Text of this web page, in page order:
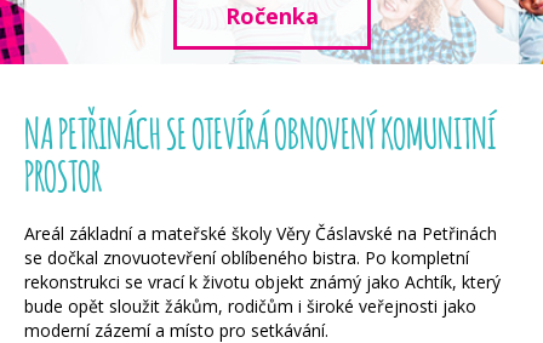
Ročenka
NA PETŘINÁCH SE OTEVÍRÁ OBNOVENÝ KOMUNITNÍ
PROSTOR
Areál základní a mateřské školy Věry Čáslavské na Petřinách
se dočkal znovuotevření oblíbeného bistra. Po kompletní
rekonstrukci se vrací k životu objekt známý jako Achtík, který
bude opět sloužit žákům, rodičům i široké veřejnosti jako
moderní zázemí a místo pro setkávání.